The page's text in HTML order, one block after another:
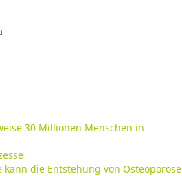
30 Millionen Menschen in
die Entstehung von Osteoporose